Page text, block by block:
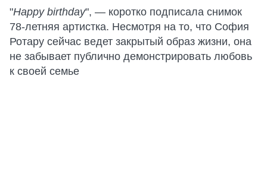
"Happy birthday", — коротко подписала снимок
78-летняя артистка. Несмотря на то, что София
Ротару сейчас ведет закрытый образ жизни, она
не забывает публично демонстрировать любовь
к своей семье